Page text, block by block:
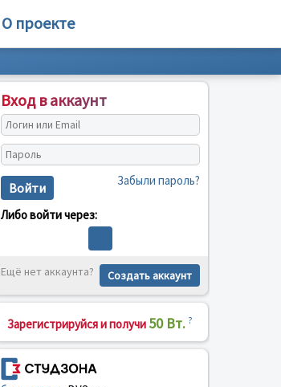
О проекте
Вход в аккаунт
Войти Забыли пароль?
Либо войти через:
Ещё нет аккаунта? Создать аккаунт
Зарегистрируйся и получи 50 Вт. ?